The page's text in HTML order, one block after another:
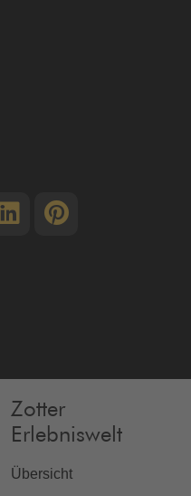
Zotter
Erlebniswelt
Übersicht